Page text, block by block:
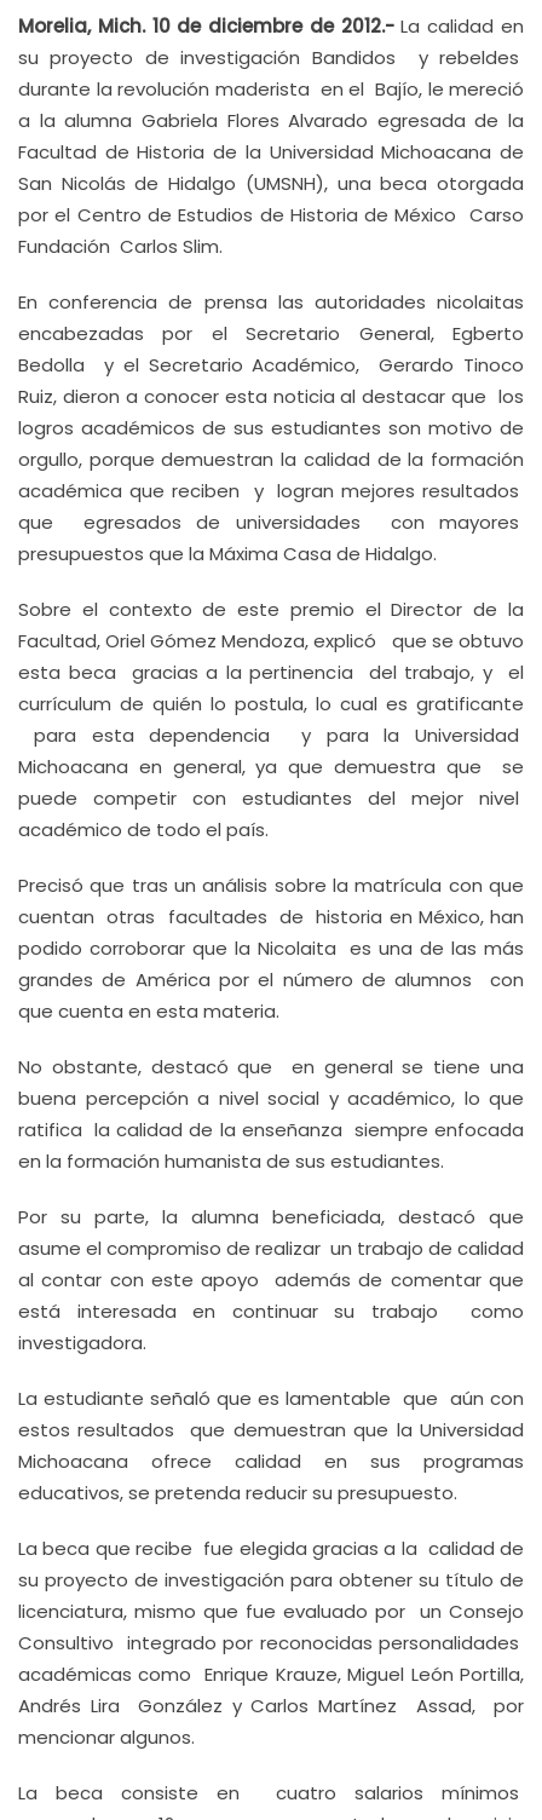
Morelia, Mich. 10 de diciembre de 2012.-La calidad en
su proyecto de investigación Bandidos y rebeldes
durante la revolución maderista en el Bajío, le mereció
a la alumna Gabriela Flores Alvarado egresada de la
Facultad de Historia de la Universidad Michoacana de
San Nicolás de Hidalgo (UMSNH), una beca otorgada
por el Centro de Estudios de Historia de México Carso
Fundación Carlos Slim.
En conferencia de prensa las autoridades nicolaitas
encabezadas por el Secretario General, Egberto
Bedolla y el Secretario Académico, Gerardo Tinoco
Ruiz, dieron a conocer esta noticia al destacar que los
logros académicos de sus estudiantes son motivo de
orgullo, porque demuestran la calidad de la formación
académica que reciben y logran mejores resultados
que egresados de universidades con mayores
presupuestos que la Máxima Casa de Hidalgo.
Sobre el contexto de este premio el Director de la
Facultad, Oriel Gómez Mendoza, explicó que se obtuvo
esta beca gracias a la pertinencia del trabajo, y el
currículum de quién lo postula, lo cual es gratificante
para esta dependencia y para la Universidad
Michoacana en general, ya que demuestra que se
puede competir con estudiantes del mejor nivel
académico de todo el país.
Precisó que tras un análisis sobre la matrícula con que
cuentan otras facultades de historia en México, han
podido corroborar que la Nicolaita es una de las más
grandes de América por el número de alumnos con
que cuenta en esta materia.
No obstante, destacó que en general se tiene una
buena percepción a nivel social y académico, lo que
ratifica la calidad de la enseñanza siempre enfocada
en la formación humanista de sus estudiantes.
Por su parte, la alumna beneficiada, destacó que
asume el compromiso de realizar un trabajo de calidad
al contar con este apoyo además de comentar que
está interesada en continuar su trabajo como
investigadora.
La estudiante señaló que es lamentable que aún con
estos resultados que demuestran que la Universidad
Michoacana ofrece calidad en sus programas
educativos, se pretenda reducir su presupuesto.
La beca que recibe fue elegida gracias a la calidad de
su proyecto de investigación para obtener su título de
licenciatura, mismo que fue evaluado por un Consejo
Consultivo integrado por reconocidas personalidades
académicas como Enrique Krauze, Miguel León Portilla,
Andrés Lira González y Carlos Martínez Assad, por
mencionar algunos.
La beca consiste en cuatro salarios mínimos